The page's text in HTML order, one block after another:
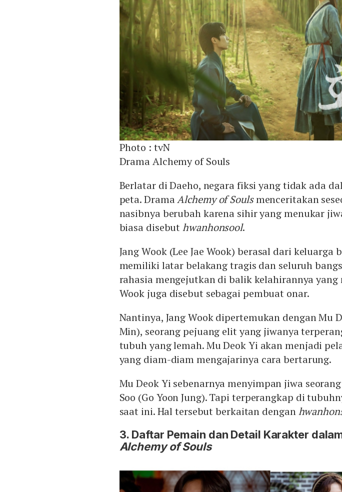
Photo : tvN
Drama Alchemy of Souls
Berlatar di Daeho, negara fiksi yang tidak ada
peta. DramaAlchemy of Soulsmenceritakan
nasibnya berubah karena sihir yang menukar
biasa disebuthwanhonsool.
Jang Wook (Lee Jae Wook) berasal dari keluarga
memiliki latar belakang tragis dan seluruh
rahasia mengejutkan di balik kelahirannya yang
Wook juga disebut sebagai pembuat onar.
Nantinya, Jang Wook dipertemukan dengan Mu
Min), seorang pejuang elit yang jiwanya
tubuh yang lemah. Mu Deok Yi akan menjadi
yang diam-diam mengajarinya cara bertarung.
Mu Deok Yi sebenarnya menyimpan jiwa
Soo (Go Yoon Jung). Tapi terperangkap di
saat ini. Hal tersebut berkaitan dengan
3. Daftar Pemain dan Detail Karakter
Alchemy of Souls